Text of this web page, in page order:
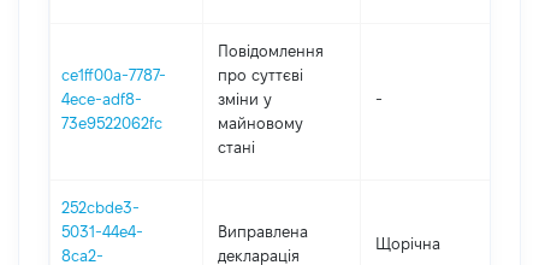
ce1ff00a-7787-
4ece-adf8-
73e9522062fc
Повідомлення
про суттєві
зміни y
майновому
стані
-
252cbde3-
5031-44e4-
8ca2-
Виправлена
декларація
Щорічна